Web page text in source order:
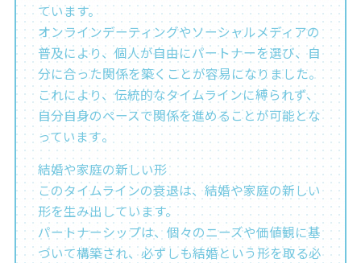
ています。
オンラインデーティングやソーシャルメディアの
普及により、個人が自由にパートナーを選び、自
分に合った関係を築くことが容易になりました。
これにより、伝統的なタイムラインに縛られず、
自分自身のペースで関係を進めることが可能とな
っています​。
結婚や家庭の新しい形
このタイムラインの衰退は、結婚や家庭の新しい
形を生み出しています。
パートナーシップは、個々のニーズや価値観に基
づいて構築され、必ずしも結婚という形を取る必